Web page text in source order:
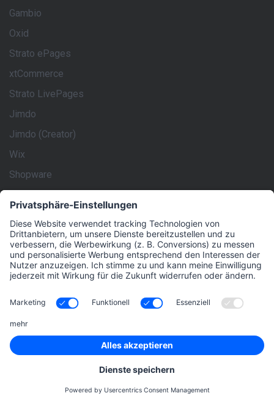
Gambio
Oxid
Strato ePages
xtCommerce
Strato LivePages
Jimdo
Jimdo (Creator)
Wix
Shopware
STRATO Homepage-Baukasten
Typo3
PrestaShop 1.6
rankingCoach ist Marktführer im Bereich Online-Marketing
für kleine und mittlere Unternehmen. Wir geben diesen